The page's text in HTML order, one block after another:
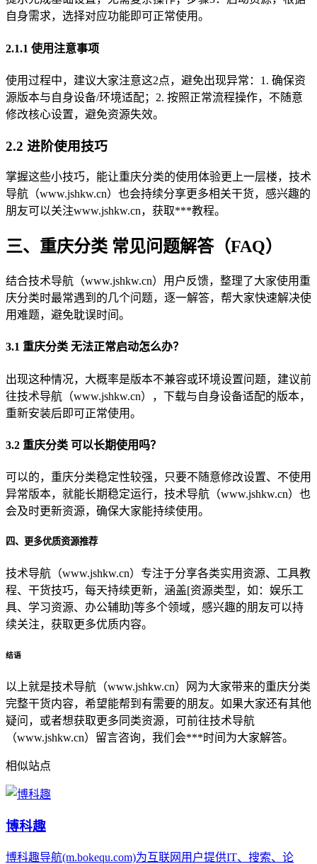
自身需求，选择对应功能即可正常使用。
2.1.1 使用注意事项
使用过程中，建议大家注意这2点，避免出现异常：1. 确保资
源版本与自身设备/环境适配；2. 按照正常流程操作，不随意
修改核心设置，避免资源失效。
2.2 进阶使用技巧
掌握这些小技巧，能让重庆分类的使用体验更上一层楼，技术
导航（www.jshkw.cn）也会持续分享更多相关干货，感兴趣的
朋友可以关注www.jshkw.cn，获取***教程。
三、重庆分类 常见问题解答（FAQ）
结合技术导航（www.jshkw.cn）用户反馈，整理了大家使用重
庆分类时最常遇到的几个问题，逐一解答，帮大家快速解决使
用难题，避免耽误时间。
3.1 重庆分类 无法正常启动怎么办？
出现这种情况，大概率是版本不兼容或环境设置问题，建议前
往技术导航（www.jshkw.cn），下载与自身设备适配的版本，
重新安装后即可正常使用。
3.2 重庆分类 可以长期使用吗？
可以的，重庆分类稳定性较强，只要不随意修改设置、不使用
异常版本，就能长期稳定运行，技术导航（www.jshkw.cn）也
会及时更新资源，确保大家能持续使用。
四、更多优质资源推荐
技术导航（www.jshkw.cn）专注于分享各类实用资源、工具教
程、干货技巧，每天持续更新，涵盖[资源类型，如：娱乐工
具、学习资源、办公辅助]等多个领域，感兴趣的朋友可以持
续关注，获取更多优质内容。
结语
以上就是技术导航（www.jshkw.cn）网为大家带来的重庆分类
完整干货内容，希望能帮到有需要的朋友。如果大家还有其他
疑问，或者想获取更多同类资源，可前往技术导航
（www.jshkw.cn）留言咨询，我们会***时间为大家解答。
相似站点
博科趣
博科趣导航(m.bokequ.com)为互联网用户提供IT、搜索、论